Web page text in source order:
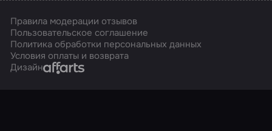
Правила модерации отзывов
Пользовательское соглашение
Политика обработки персональных данных
Условия оплаты и возврата
ДизайнAffarts